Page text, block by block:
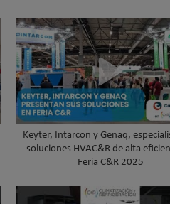
Keyter, Intarcon y Genaq,
soluciones HVAC&R de alta
Feria C&R 2025